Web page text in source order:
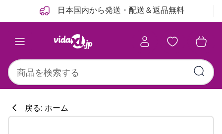
日本国内から発送・配送＆返品無料
戻る: ホーム